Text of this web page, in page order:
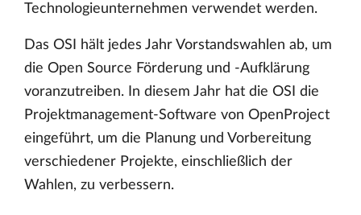
Technologieunternehmen verwendet werden.
Das OSI hält jedes Jahr Vorstandswahlen ab, um
die Open Source Förderung und -Aufklärung
voranzutreiben. In diesem Jahr hat die OSI die
Projektmanagement-Software von OpenProject
eingeführt, um die Planung und Vorbereitung
verschiedener Projekte, einschließlich der
Wahlen, zu verbessern.